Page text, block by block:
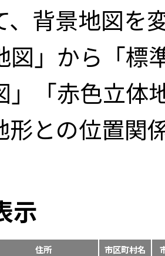
、背景地図を
図」から「
」「赤色立体
形との位置関
示
住所 市区町村名